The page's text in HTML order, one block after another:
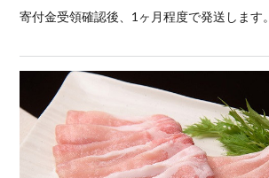
寄付金受領確認後、1ヶ月程度で発送します。